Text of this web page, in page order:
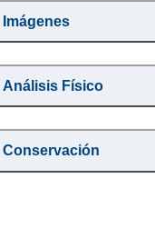
Imágenes
Análisis Físico
Conservación